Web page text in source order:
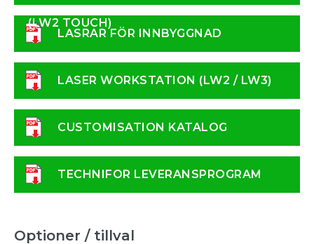
(LW2 TOUCH)
LASRAR FÖR INNBYGGNAD
LASER WORKSTATION (LW2 / LW3)
CUSTOMISATION KATALOG
TECHNIFOR LEVERANSPROGRAM
Optioner / tillval